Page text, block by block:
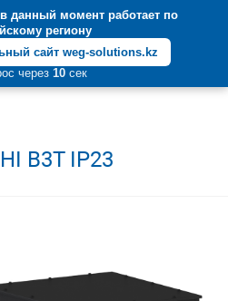
данный момент работает по
региону
сайт weg-solutions.kz
через 10 сек
(812) 600-55-05
B3T IP23